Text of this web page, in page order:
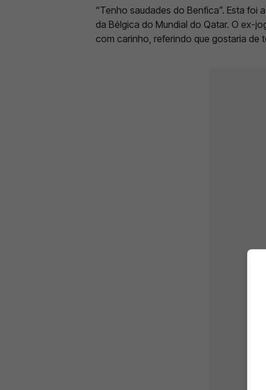
“Tenho saudades do Benfica”. Esta
da Bélgica do Mundial do Qatar. O ex-
com carinho, referindo que gostaria de